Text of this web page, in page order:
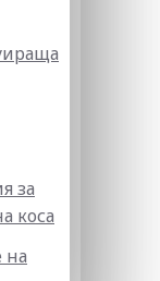
за
коса
на